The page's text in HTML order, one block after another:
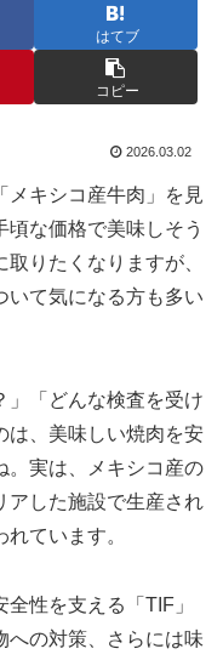
はてブ
コピー
2026.03.02
メキシコ産牛肉」を見
な価格で美味しそう
りたくなりますが、
いて気になる方も多い
」「どんな検査を受け
は、美味しい焼肉を安
。実は、メキシコ産の
アした施設で生産され
ています。
性を支える「TIF」
への対策、さらには味